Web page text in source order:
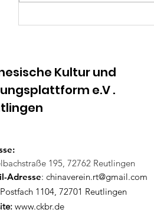
Tradition und
Reutlingen
Kultur und
e.V .
195, 72762 Reutlingen
Adresse: chinaverein.rt@gmail.com
1104, 72701 Reutlingen
www.ckbr.de